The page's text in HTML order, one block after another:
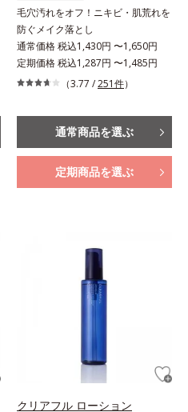
毛穴汚れをオフ！ニキビ・肌荒れを
防ぐメイク落とし
通常価格 税込1,430円 〜1,650円
定期価格 税込1,287円 〜1,485円
（3.77 /251件）
通常商品を選ぶ
定期商品を選ぶ
クリアフル ローション